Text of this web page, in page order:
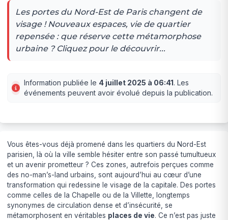
Les portes du Nord-Est de Paris changent de
visage ! Nouveaux espaces, vie de quartier
repensée : que réserve cette métamorphose
urbaine ? Cliquez pour le découvrir...
Information publiée le 4 juillet 2025 à 06:41. Les
événements peuvent avoir évolué depuis la publication.
Vous êtes-vous déjà promené dans les quartiers du Nord-Est
parisien, là où la ville semble hésiter entre son passé tumultueux
et un avenir prometteur ? Ces zones, autrefois perçues comme
des no-man’s-land urbains, sont aujourd’hui au cœur d’une
transformation qui redessine le visage de la capitale. Des portes
comme celles de la Chapelle ou de la Villette, longtemps
synonymes de circulation dense et d’insécurité, se
métamorphosent en véritables places de vie. Ce n’est pas juste